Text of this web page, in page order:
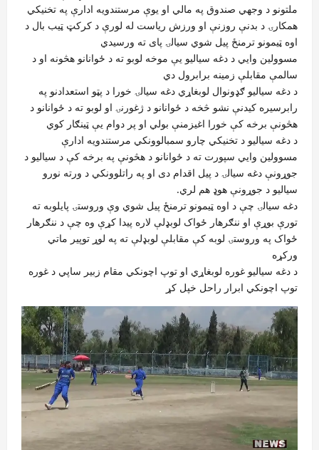
ملتونو د وجهي صندوق په مالي او يوې مرستندویه ادارې په تخنیکي
همکارۍ د بدنې روزنې او ورزش ریاست له لورې د کرکټ ټیب بال د
اوه ټيمونو ترمنځ پیل شوي سیالۍ پای ته ورسیدي
مسوولین وايي د دغه سیالیو يې موخه لوبو ته د ځوانانو هڅونه او د
سالمې مقابلې زمینه برابرول دي
د دغه سیالیو ګډونوال لوبغاړي دغه سیالۍ خورا د پټو استعدادنو په
رابرسیره کیدنې نشو څخه د ځوانانو د ژغورنۍ او لوبو ته د ځوانانو د
هڅونې برخه کې خورا اغیزمنې بولي او پر دوام يې ټينګار کوي
د دغه سیالیو د تخنیکي چارو سمبالوونکي مرستندویه ادارې
مسوولین وايي سپورت ته د ځوانانو د هڅونې په برخه کې د سیالیو د
جوړونې دغه سیالۍ د پیل اقدام دی او په راتلوونکي د ورته نورو
سیالیو د جوړونې هوډ هم لري.
دغه سیالۍ چې د اوه ټيمونو ترمنځ پیل شوي وې وروستۍ پایلوبه ته
تورې بوړې او ننګرهار ځواک لوبډلې لاره پیدا کړې وه چې د ننګرهار
ځواک په وروستۍ لوبه کې مقابلې لوبډلې ته په لوړ توپیر ماتي
ورکړه
د دغه سیالیو غوره لوبغاړي او توپ اچونکي مقام زبیر ساپي د غوره
توپ اچونکي ابرار راحل خپل کړ